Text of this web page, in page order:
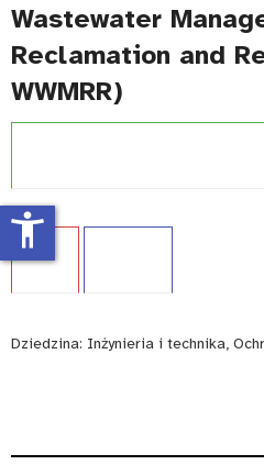
Wastewater
Reclamation and
WWMRR)
Język:
Dziedzina: Inżynieria i technika,
accessibility_new